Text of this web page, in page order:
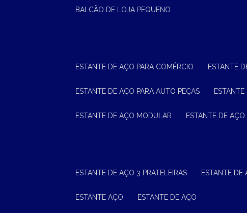
BALCÃO DE LOJA PEQUENO
ESTANTE DE AÇO PARA COMÉRCIO ESTANTE
ESTANTE DE AÇO PARA AUTO PEÇAS
ESTANTE DE AÇO MODULAR ESTANTE DE
ESTANTE DE AÇO 3 PRATELEIRAS ESTANTE
ESTANTE AÇO ESTANTE DE AÇO